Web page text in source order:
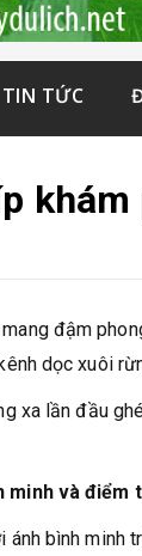
TIN TỨC
khám
đậm
dọc xuôi
xa lần đầu
minh và điểm
bình minh